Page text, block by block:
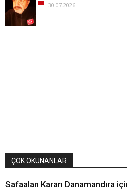
30.07.2026
ÇOK OKUNANLAR
Safaalan Kararı Danamandıra